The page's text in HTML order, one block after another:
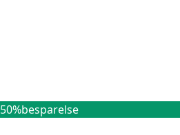
50%besparelse